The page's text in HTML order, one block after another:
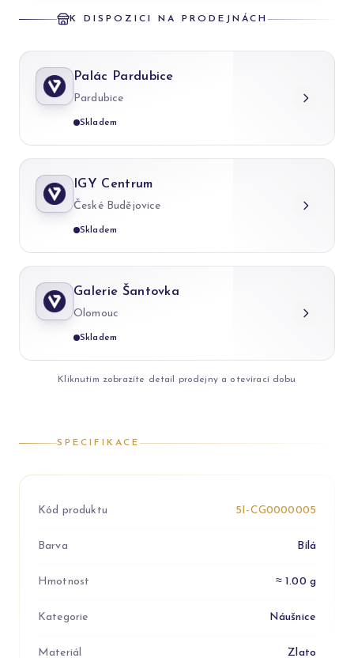
K DISPOZICI NA PRODEJNÁCH
Palác Pardubice
Pardubice
Skladem
IGY Centrum
České Budějovice
Skladem
Galerie Šantovka
Olomouc
Skladem
Kliknutím zobrazíte detail prodejny a otevírací dobu
SPECIFIKACE
Kód produktu 5I-CG0000005
Barva Bílá
Hmotnost ≈ 1.00 g
Kategorie Náušnice
Materiál Zlato